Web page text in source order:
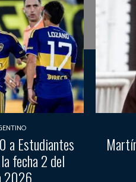
a Estudiantes
fecha 2 del
2026